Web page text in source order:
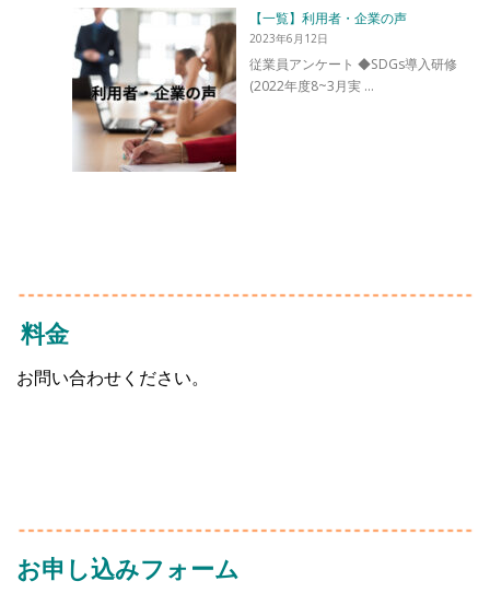
【一覧】利用者・企業の声
2023年6月12日
従業員アンケート ◆SDGs導入研修
(2022年度8~3月実 …
料金
お問い合わせください。
お申し込みフォーム